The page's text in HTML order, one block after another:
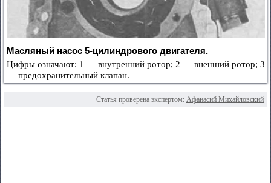
Масляный насос 5-цилиндрового двигателя.
Цифры означают: 1 — внутренний ротор; 2 — внешний ротор; 3
— предохранительный клапан.
Статья проверена экспертом: Афанасий Михайловский